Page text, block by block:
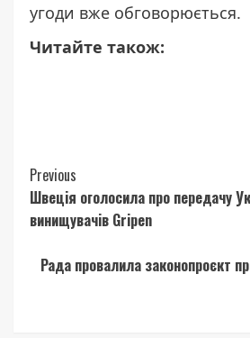
угоди вже обговорюється.
Читайте також:
Continue
Reading
Previous
Швеція оголосила про передачу
винищувачів Gripen
Рада провалила законопроєкт